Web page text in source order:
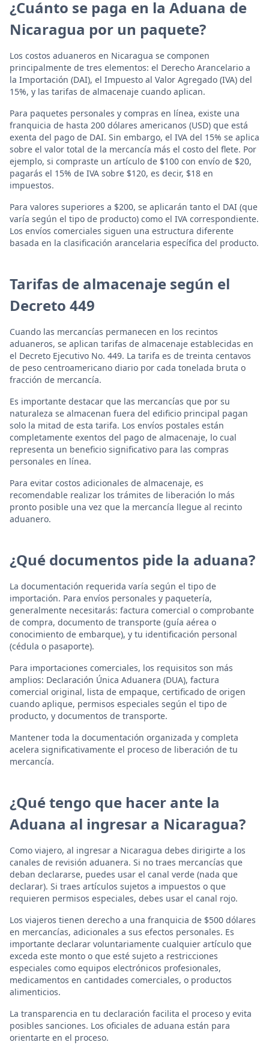
¿Cuánto se paga en la Aduana de
Nicaragua por un paquete?
Los costos aduaneros en Nicaragua se componen
principalmente de tres elementos: el Derecho Arancelario a
la Importación (DAI), el Impuesto al Valor Agregado (IVA) del
15%, y las tarifas de almacenaje cuando aplican.
Para paquetes personales y compras en línea, existe una
franquicia de hasta 200 dólares americanos (USD) que está
exenta del pago de DAI. Sin embargo, el IVA del 15% se aplica
sobre el valor total de la mercancía más el costo del flete. Por
ejemplo, si compraste un artículo de $100 con envío de $20,
pagarás el 15% de IVA sobre $120, es decir, $18 en
impuestos.
Para valores superiores a $200, se aplicarán tanto el DAI (que
varía según el tipo de producto) como el IVA correspondiente.
Los envíos comerciales siguen una estructura diferente
basada en la clasificación arancelaria específica del producto.
Tarifas de almacenaje según el
Decreto 449
Cuando las mercancías permanecen en los recintos
aduaneros, se aplican tarifas de almacenaje establecidas en
el Decreto Ejecutivo No. 449. La tarifa es de treinta centavos
de peso centroamericano diario por cada tonelada bruta o
fracción de mercancía.
Es importante destacar que las mercancías que por su
naturaleza se almacenan fuera del edificio principal pagan
solo la mitad de esta tarifa. Los envíos postales están
completamente exentos del pago de almacenaje, lo cual
representa un beneficio significativo para las compras
personales en línea.
Para evitar costos adicionales de almacenaje, es
recomendable realizar los trámites de liberación lo más
pronto posible una vez que la mercancía llegue al recinto
aduanero.
¿Qué documentos pide la aduana?
La documentación requerida varía según el tipo de
importación. Para envíos personales y paquetería,
generalmente necesitarás: factura comercial o comprobante
de compra, documento de transporte (guía aérea o
conocimiento de embarque), y tu identificación personal
(cédula o pasaporte).
Para importaciones comerciales, los requisitos son más
amplios: Declaración Única Aduanera (DUA), factura
comercial original, lista de empaque, certificado de origen
cuando aplique, permisos especiales según el tipo de
producto, y documentos de transporte.
Mantener toda la documentación organizada y completa
acelera significativamente el proceso de liberación de tu
mercancía.
¿Qué tengo que hacer ante la
Aduana al ingresar a Nicaragua?
Como viajero, al ingresar a Nicaragua debes dirigirte a los
canales de revisión aduanera. Si no traes mercancías que
deban declararse, puedes usar el canal verde (nada que
declarar). Si traes artículos sujetos a impuestos o que
requieren permisos especiales, debes usar el canal rojo.
Los viajeros tienen derecho a una franquicia de $500 dólares
en mercancías, adicionales a sus efectos personales. Es
importante declarar voluntariamente cualquier artículo que
exceda este monto o que esté sujeto a restricciones
especiales como equipos electrónicos profesionales,
medicamentos en cantidades comerciales, o productos
alimenticios.
La transparencia en tu declaración facilita el proceso y evita
posibles sanciones. Los oficiales de aduana están para
orientarte en el proceso.